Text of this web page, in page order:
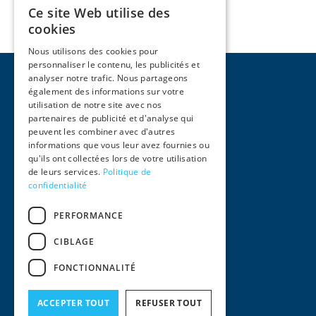
Pages
Home
Activities
International
News
Contact
Legal information
Legal notices
Privacy policy
Ce site Web utilise des
cookies
Nous utilisons des cookies pour
personnaliser le contenu, les publicités et
analyser notre trafic. Nous partageons
également des informations sur votre
utilisation de notre site avec nos
partenaires de publicité et d'analyse qui
peuvent les combiner avec d'autres
informations que vous leur avez fournies ou
qu'ils ont collectées lors de votre utilisation
de leurs services. Politique de
confidentialité
PERFORMANCE
CIBLAGE
FONCTIONNALITÉ
ACCEPTER TOUT REFUSER TOUT